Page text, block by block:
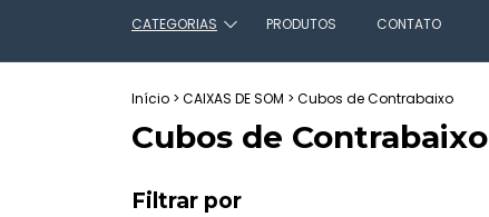
CATEGORIAS PRODUTOS CONTATO
Início > CAIXAS DE SOM > Cubos de Contrabaixo
Cubos de Contrabaixo
Filtrar por